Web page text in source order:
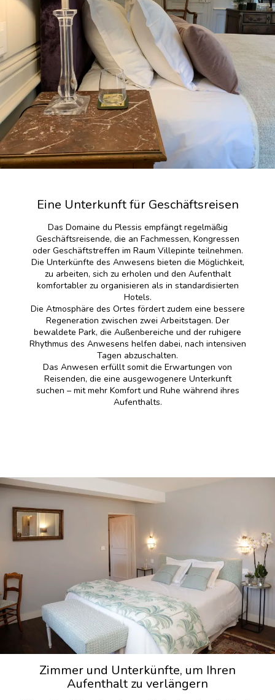
Eine Unterkunft für Geschäftsreisen
Das Domaine du Plessis empfängt regelmäßig
Geschäftsreisende, die an Fachmessen, Kongressen
oder Geschäftstreffen im Raum Villepinte teilnehmen.
Die Unterkünfte des Anwesens bieten die Möglichkeit,
zu arbeiten, sich zu erholen und den Aufenthalt
komfortabler zu organisieren als in standardisierten
Hotels.
Die Atmosphäre des Ortes fördert zudem eine bessere
Regeneration zwischen zwei Arbeitstagen. Der
bewaldete Park, die Außenbereiche und der ruhigere
Rhythmus des Anwesens helfen dabei, nach intensiven
Tagen abzuschalten.
Das Anwesen erfüllt somit die Erwartungen von
Reisenden, die eine ausgewogenere Unterkunft
suchen – mit mehr Komfort und Ruhe während ihres
Aufenthalts.
Zimmer und Unterkünfte, um Ihren
Aufenthalt zu verlängern